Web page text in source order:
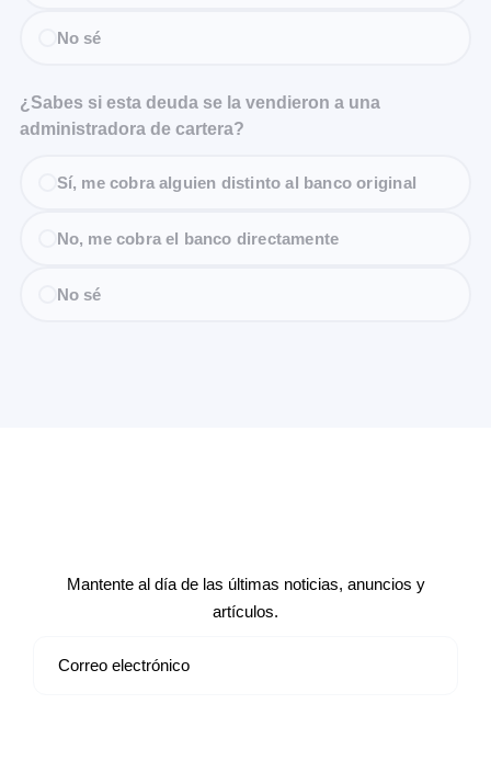
No sé
¿Sabes si esta deuda se la vendieron a una
administradora de cartera?
Sí, me cobra alguien distinto al banco original
No, me cobra el banco directamente
No sé
Mantente al día de las últimas noticias, anuncios y
artículos.